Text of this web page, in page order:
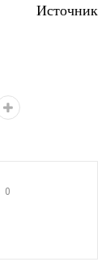
Источник
0